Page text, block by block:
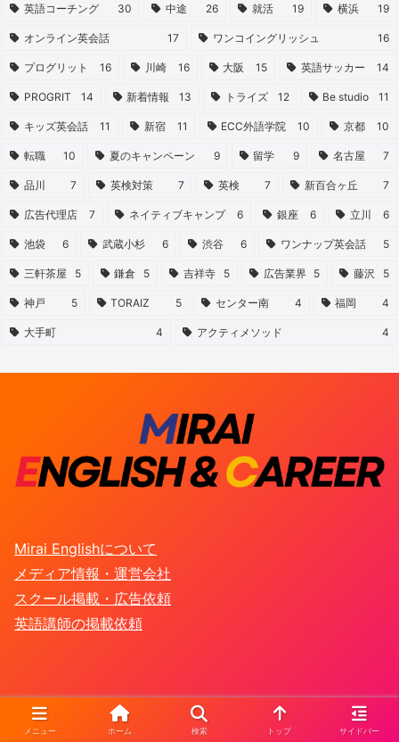
英語コーチング 30 中途 26 就活 19 横浜 19
オンライン英会話 17 ワンコイングリッシュ 16
プログリット 16 川崎 16 大阪 15 英語サッカー 14
PROGRIT 14 新着情報 13 トライズ 12 Be studio 11
キッズ英会話 11 新宿 11 ECC外語学院 10 京都 10
転職 10 夏のキャンペーン 9 留学 9 名古屋 7
品川 7 英検対策 7 英検 7 新百合ヶ丘 7
広告代理店 7 ネイティブキャンプ 6 銀座 6 立川 6
池袋 6 武蔵小杉 6 渋谷 6 ワンナップ英会話 5
三軒茶屋 5 鎌倉 5 吉祥寺 5 広告業界 5 藤沢 5
神戸 5 TORAIZ 5 センター南 4 福岡 4
大手町 4 アクティメソッド 4
Mirai Englishについて
メディア情報・運営会社
スクール掲載・広告依頼
英語講師の掲載依頼
メニュー ホーム 検索 トップ サイドバー